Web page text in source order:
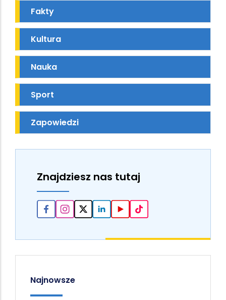
Fakty
Kultura
Nauka
Sport
Zapowiedzi
Znajdziesz nas tutaj
Najnowsze